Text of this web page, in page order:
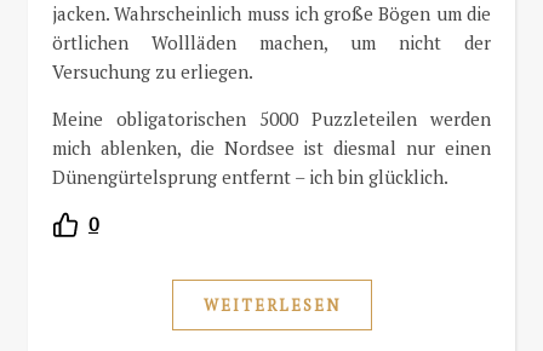
jacken. Wahrscheinlich muss ich große Bögen um die
örtlichen Wollläden machen, um nicht der
Versuchung zu erliegen.
Meine obligatorischen 5000 Puzzleteilen werden
mich ablenken, die Nordsee ist diesmal nur einen
Dünengürtelsprung entfernt – ich bin glücklich.
0
WEITERLESEN